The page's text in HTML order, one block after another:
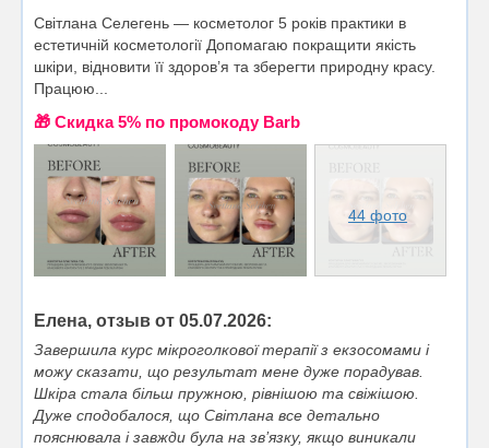
Світлана Селегень — косметолог 5 років практики в
естетичній косметології Допомагаю покращити якість
шкіри, відновити її здоров’я та зберегти природну красу.
Працюю...
🎁 Cкидка 5% по промокоду Barb
44 фото
Елена, отзыв от 05.07.2026:
Завершила курс мікроголкової терапії з екзосомами і
можу сказати, що результат мене дуже порадував.
Шкіра стала більш пружною, рівнішою та свіжішою.
Дуже сподобалося, що Світлана все детально
пояснювала і завжди була на зв’язку, якщо виникали